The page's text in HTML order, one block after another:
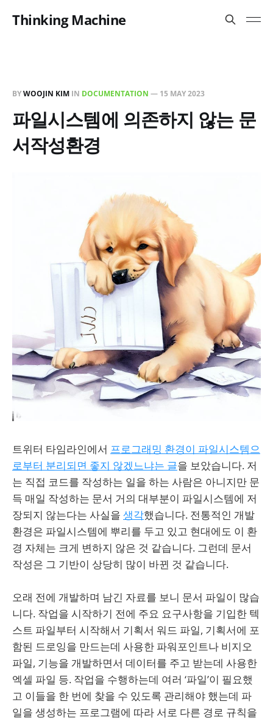
Thinking Machine
BYWOOJIN KIM IN DOCUMENTATION — 15 MAY 2023
파일시스템에 의존하지 않는 문
서작성환경
트위터 타임라인에서 프로그래밍 환경이 파일시스템으
로부터 분리되면 좋지 않겠느냐는 글을 보았습니다. 저
는 직접 코드를 작성하는 일을 하는 사람은 아니지만 문
득 매일 작성하는 문서 거의 대부분이 파일시스템에 저
장되지 않는다는 사실을 생각했습니다. 전통적인 개발
환경은 파일시스템에 뿌리를 두고 있고 현대에도 이 환
경 자체는 크게 변하지 않은 것 같습니다. 그런데 문서
작성은 그 기반이 상당히 많이 바뀐 것 같습니다.
오래 전에 개발하며 남긴 자료를 보니 문서 파일이 많습
니다. 작업을 시작하기 전에 주요 요구사항을 기입한 텍
스트 파일부터 시작해서 기획서 워드 파일, 기획서에 포
함된 드로잉을 만드는데 사용한 파워포인트나 비지오
파일, 기능을 개발하면서 데이터를 주고 받는데 사용한
엑셀 파일 등. 작업을 수행하는데 여러 ‘파일’이 필요했
고 이들을 한 번에 찾을 수 있도록 관리해야 했는데 파
일을 생성하는 프로그램에 따라 서로 다른 경로 규칙을